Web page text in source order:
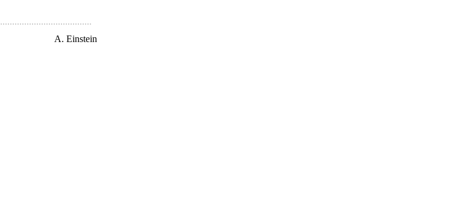
A. Einstein